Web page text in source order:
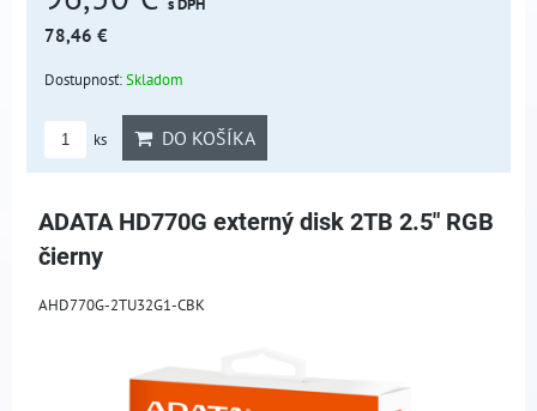
s DPH
78,46 €
Dostupnosť:Skladom
ks DO KOŠÍKA
ADATA HD770G externý disk 2TB 2.5" RGB
čierny
AHD770G-2TU32G1-CBK